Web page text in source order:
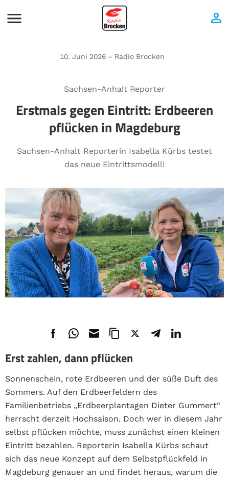
10. Juni 2026 – Radio Brocken
Sachsen-Anhalt Reporter
Erstmals gegen Eintritt: Erdbeeren
pflücken in Magdeburg
Sachsen-Anhalt Reporterin Isabella Kürbs testet
das neue Eintrittsmodell!
Erst zahlen, dann pflücken
Sonnenschein, rote Erdbeeren und der süße Duft des
Sommers. Auf den Erdbeerfeldern des
Familienbetriebs „Erdbeerplantagen Dieter Gummert“
herrscht derzeit Hochsaison. Doch wer in diesem Jahr
selbst pflücken möchte, muss zunächst einen kleinen
Eintritt bezahlen. Reporterin Isabella Kürbs schaut
sich das neue Konzept auf dem Selbstpflückfeld in
Magdeburg genauer an und findet heraus, warum die